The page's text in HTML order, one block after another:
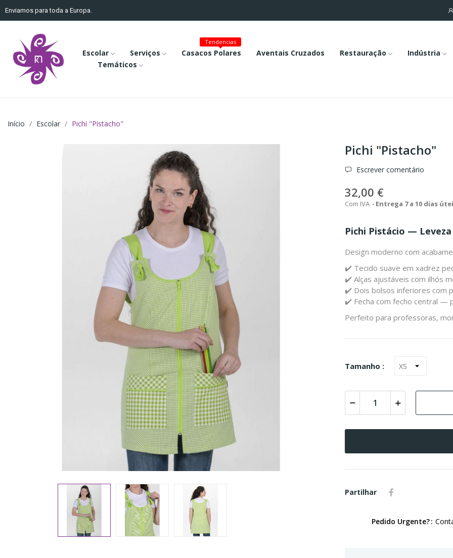
Enviamos para toda a Europa.
Escolar Serviços Casacos Polares
Tendencias
Aventais Cruzados Restauração
Indústria
Temáticos
Início Escolar Pichi "Pistacho"
Pichi "Pistacho"
Escrever comentário
32,00 €
Com IVA Entrega 7 a 10 dias
Pichi Pistácio —
Design moderno com
✔️ Tecido suave em xadrez
✔️ Alças ajustáveis com ilhós
✔️ Dois bolsos inferiores com
✔️ Fecha com fecho central —
Perfeito para professoras,
Tamanho :
Partilhar
Pedido Urgente?